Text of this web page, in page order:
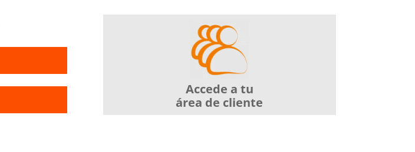
Accede a tu
área de cliente